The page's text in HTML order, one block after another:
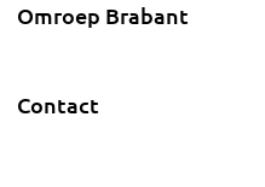
Omroep Brabant
Contact